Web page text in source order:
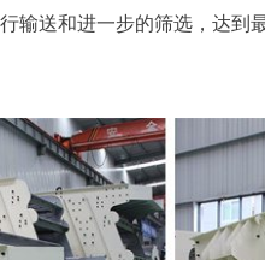
输送和进一步的筛选，达到